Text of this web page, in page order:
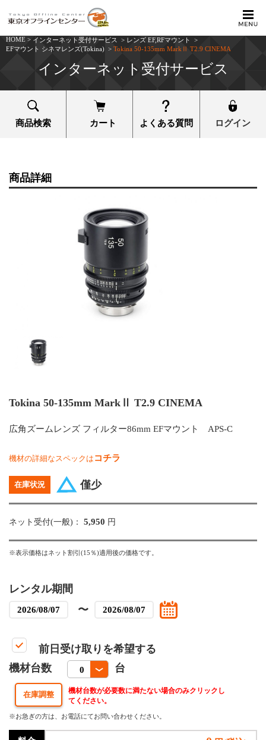
HOME > インターネット受付サービス > レンズ EF,RFマウント
>
EFマウント シネマレンズ(Tokina) > Tokina 50-135mm MarkⅡ T2.9 CINEMA
インターネット受付サービス
商品検索 カート よくある質問 ログイン
商品詳細
Tokina 50-135mm MarkⅡ T2.9 CINEMA
広角ズームレンズ フィルター86mm EFマウント APS-C
機材の詳細なスペックは コチラ
在庫状況 僅少
ネット受付(一般)： 5,950 円
※表示価格はネット割引(15％)適用後の価格です。
レンタル期間
〜
前日受け取りを希望する
機材台数
台
機材台数が必要数に満たない場合のみクリックし
てください。
※お急ぎの方は、お電話にてお問い合わせください。